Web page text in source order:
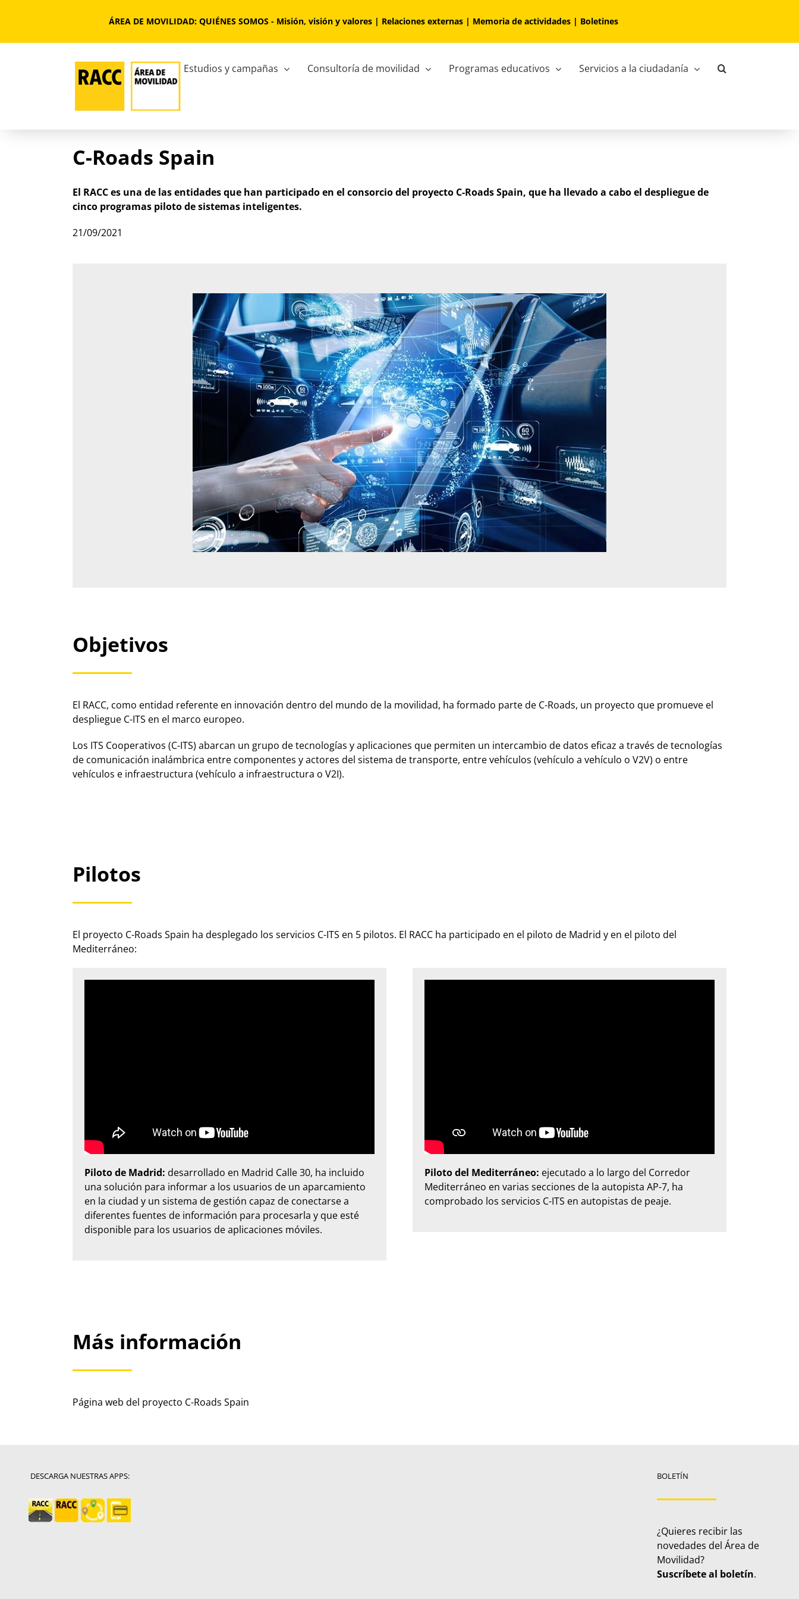
ÁREA DE MOVILIDAD: QUIÉNES SOMOS- Misión, visión y valores| Relaciones externas| Memoria de actividades| Boletines
Estudios y campañas Consultoría de movilidad Programas educativos Servicios a la ciudadanía
C-Roads Spain
El RACC es una de las entidades que han participado en el consorcio del proyecto C-Roads Spain, que ha llevado a cabo el despliegue de
cinco programas piloto de sistemas inteligentes.
21/09/2021
Objetivos
​El RACC, como entidad referente en innovación dentro del mundo de la movilidad, ha formado parte de C-Roads, un proyecto que promueve el
despliegue C-ITS en el marco europeo.
Los ITS Cooperativos (C-ITS) abarcan un grupo de tecnologías y aplicaciones que permiten un intercambio de datos eficaz a través de tecnologías
de comunicación inalámbrica entre componentes y actores del sistema de transporte, entre vehículos (vehículo a vehículo o V2V) o entre
vehículos e infraestructura (vehículo a infraestructura o V2I).
Pilotos
​El proyecto C-Roads Spain ha desplegado los servicios C-ITS en 5 pilotos. El RACC ha participado en el piloto de Madrid y en el piloto del
Mediterráneo:
Piloto de Madrid: desarrollado en Madrid Calle 30, ha incluido
una solución para informar a los usuarios de un aparcamiento
en la ciudad y un sistema de gestión capaz de conectarse a
diferentes fuentes de información para procesarla y que esté
disponible para los usuarios de aplicaciones móviles.
Piloto del Mediterráneo: ejecutado a lo largo del Corredor
Mediterráneo en varias secciones de la autopista AP-7, ha
comprobado los servicios C-ITS en autopistas de peaje.
Más información
Página web del proyecto C-Roads Spain
DESCARGA NUESTRAS APPS: BOLETÍN
¿Quieres recibir las
novedades del Área de
Movilidad?
Suscríbete al boletín.